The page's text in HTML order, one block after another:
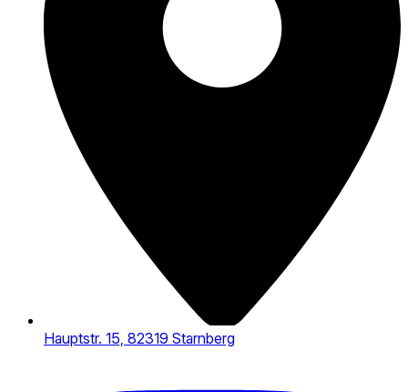
Hauptstr. 15, 82319 Starnberg